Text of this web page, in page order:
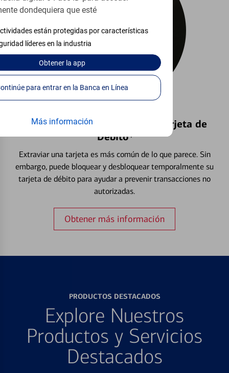
dondequiera que esté
están protegidas por características
líderes en la industria
Obtenerla app
Continúe para entrar en la Banca en Línea
Más información
Bloquear y Desbloquear una Tarjeta de
Débito⁴
Extraviar una tarjeta es más común de lo que parece. Sin
embargo, puede bloquear y desbloquear temporalmente su
tarjeta de débito para ayudar a prevenir transacciones no
autorizadas.
Obtener más información
PRODUCTOS DESTACADOS
Explore Nuestros
Productos y Servicios
Destacados